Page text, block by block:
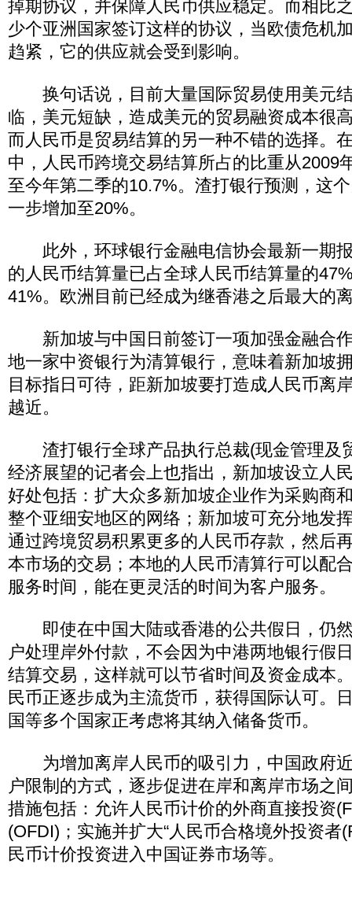
掉期协议，并保障人民币供应稳定。而相比
少个亚洲国家签订这样的协议，当欧债危机
趋紧，它的供应就会受到影响。
换句话说，目前大量国际贸易使用美元
临，美元短缺，造成美元的贸易融资成本很
而人民币是贸易结算的另一种不错的选择。
中，人民币跨境交易结算所占的比重从2009
至今年第二季的10.7%。渣打银行预测，这
一步增加至20%。
此外，环球银行金融电信协会最新一期
的人民币结算量已占全球人民币结算量的
41%。欧洲目前已经成为继香港之后最大的
新加坡与中国日前签订一项加强金融合
地一家中资银行为清算银行，意味着新加坡
目标指日可待，距新加坡要打造成人民币离
越近。
渣打银行全球产品执行总裁(现金管理及
经济展望的记者会上也指出，新加坡设立人
好处包括：扩大众多新加坡企业作为采购商
整个亚细安地区的网络；新加坡可充分地发
通过跨境贸易积累更多的人民币存款，然后
本市场的交易；本地的人民币清算行可以配
服务时间，能在更灵活的时间为客户服务。
即使在中国大陆或香港的公共假日，仍
户处理岸外付款，不会因为中港两地银行假
结算交易，这样就可以节省时间及资金成本
民币正逐步成为主流货币，获得国际认可。
国等多个国家正考虑将其纳入储备货币。
为增加离岸人民币的吸引力，中国政府
户限制的方式，逐步促进在岸和离岸市场之
措施包括：允许人民币计价的外商直接投资
(OFDI)；实施并扩大“人民币合格境外投资者
民币计价投资进入中国证券市场等。